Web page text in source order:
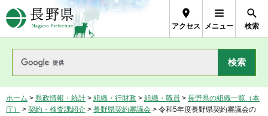
長野県Nagano Prefecture
アクセス メニュー 検索
ホーム > 県政情報・統計 > 組織・行財政 > 組織・職員 > 長野県の組織一覧（本
庁）
> 契約・検査課紹介 > 長野県契約審議会 > 令和5年度長野県契約審議会の